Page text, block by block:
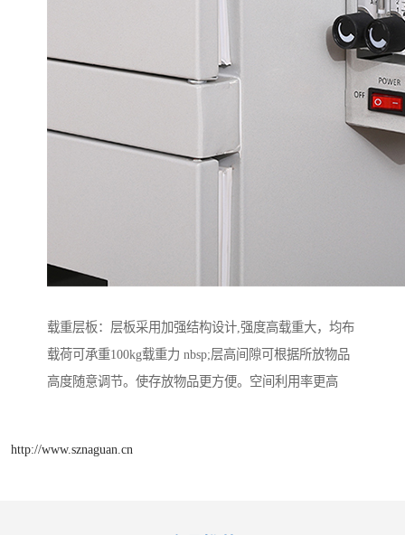
载重层板：层板采用加强结构设计,强度高载重大，均布
载荷可承重100kg载重力 nbsp;层高间隙可根据所放物品
高度随意调节。使存放物品更方便。空间利用率更高
http://www.sznaguan.cn